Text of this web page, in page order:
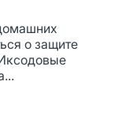
о защите